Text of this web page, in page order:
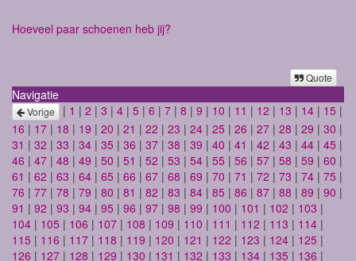
Hoeveel paar schoenen heb jij?
Quote
Navigatie
Vorige | 1 | 2 | 3 | 4 | 5 | 6 | 7 | 8 | 9 | 10 | 11 | 12 | 13 | 14 | 15 |
16 | 17 | 18 | 19 | 20 | 21 | 22 | 23 | 24 | 25 | 26 | 27 | 28 | 29 | 30 |
31 | 32 | 33 | 34 | 35 | 36 | 37 | 38 | 39 | 40 | 41 | 42 | 43 | 44 | 45 |
46 | 47 | 48 | 49 | 50 | 51 | 52 | 53 | 54 | 55 | 56 | 57 | 58 | 59 | 60 |
61 | 62 | 63 | 64 | 65 | 66 | 67 | 68 | 69 | 70 | 71 | 72 | 73 | 74 | 75 |
76 | 77 | 78 | 79 | 80 | 81 | 82 | 83 | 84 | 85 | 86 | 87 | 88 | 89 | 90 |
91 | 92 | 93 | 94 | 95 | 96 | 97 | 98 | 99 | 100 | 101 | 102 | 103 |
104 | 105 | 106 | 107 | 108 | 109 | 110 | 111 | 112 | 113 | 114 |
115 | 116 | 117 | 118 | 119 | 120 | 121 | 122 | 123 | 124 | 125 |
126 | 127 | 128 | 129 | 130 | 131 | 132 | 133 | 134 | 135 | 136 |